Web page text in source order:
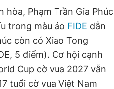
Phạm Trần Gia Phúc
trong màu áo FIDE dẫn
còn có Xiao Tong
5 điểm). Cơ hội cạnh
Cup cờ vua 2027 vẫn
tuổi cờ vua Việt Nam